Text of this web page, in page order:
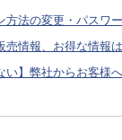
方法の変更・パスワ
売情報、お得な情報
い】弊社からお客様